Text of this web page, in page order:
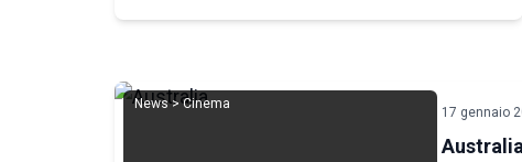
rispetto a Kennedy
News > Cinema
17 gennaio